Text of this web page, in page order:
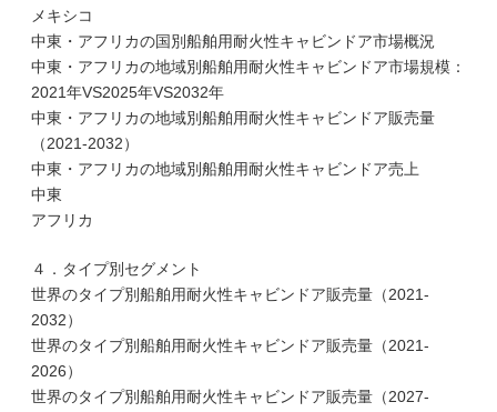
メキシコ
中東・アフリカの国別船舶用耐火性キャビンドア市場概況
中東・アフリカの地域別船舶用耐火性キャビンドア市場規模：
2021年VS2025年VS2032年
中東・アフリカの地域別船舶用耐火性キャビンドア販売量
（2021-2032）
中東・アフリカの地域別船舶用耐火性キャビンドア売上
中東
アフリカ
４．タイプ別セグメント
世界のタイプ別船舶用耐火性キャビンドア販売量（2021-
2032）
世界のタイプ別船舶用耐火性キャビンドア販売量（2021-
2026）
世界のタイプ別船舶用耐火性キャビンドア販売量（2027-